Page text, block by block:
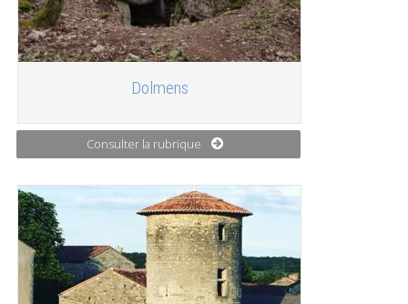
Dolmens
Consulter la rubrique